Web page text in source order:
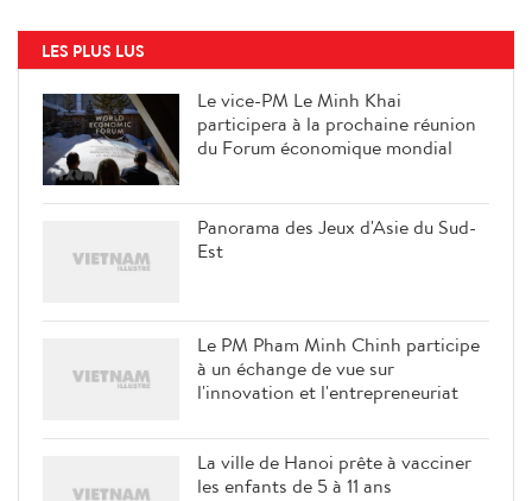
LES PLUS LUS
Le vice-PM Le Minh Khai
participera à la prochaine réunion
du Forum économique mondial
Panorama des Jeux d'Asie du Sud-
Est
Le PM Pham Minh Chinh participe
à un échange de vue sur
l'innovation et l'entrepreneuriat
La ville de Hanoi prête à vacciner
les enfants de 5 à 11 ans